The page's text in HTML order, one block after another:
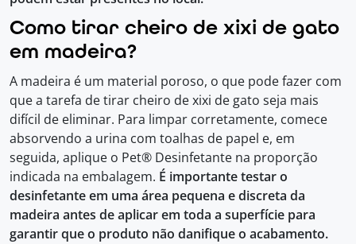
Como tirar cheiro de xixi de gato
em madeira?
A madeira é um material poroso, o que pode fazer com
que a tarefa de tirar cheiro de xixi de gato seja mais
difícil de eliminar. Para limpar corretamente, comece
absorvendo a urina com toalhas de papel e, em
seguida, aplique o Pet® Desinfetante na proporção
indicada na embalagem. É importante testar o
desinfetante em uma área pequena e discreta da
madeira antes de aplicar em toda a superfície para
garantir que o produto não danifique o acabamento.